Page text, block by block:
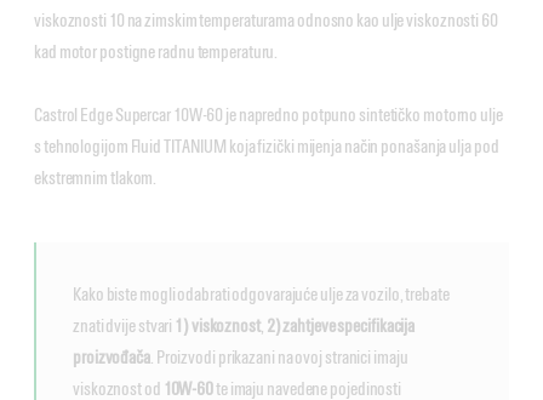
viskoznosti 10 na zimskim temperaturama odnosno kao ulje viskoznosti 60
kad motor postigne radnu temperaturu.
Castrol Edge Supercar 10W-60 je napredno potpuno sintetičko motorno ulje
s tehnologijom Fluid TITANIUM koja fizički mijenja način ponašanja ulja pod
ekstremnim tlakom.
Kako biste mogli odabrati odgovarajuće ulje za vozilo, trebate
znati dvije stvari 1) viskoznost, 2) zahtjeve specifikacija
proizvođača. Proizvodi prikazani na ovoj stranici imaju
viskoznost od 10W-60te imaju navedene pojedinosti